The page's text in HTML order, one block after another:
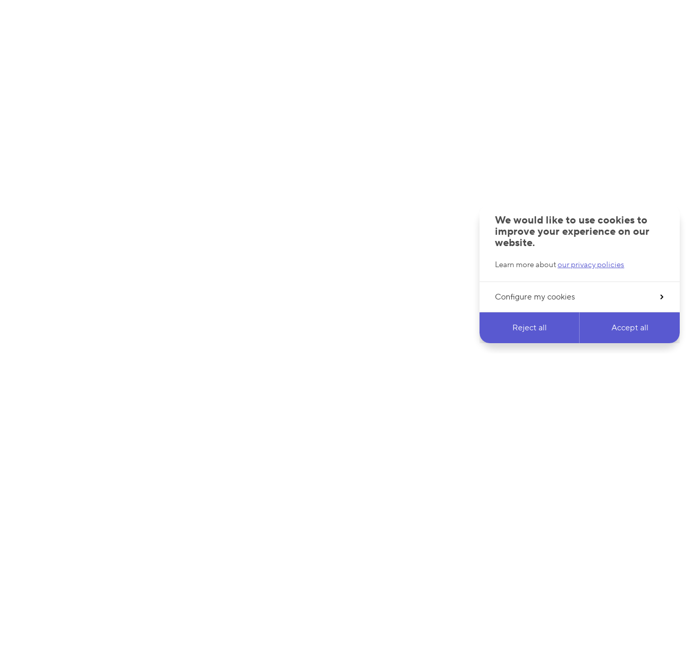
We would like to use cookies to
improve your experience on our
website.
Learn more aboutour privacy policies
Configure my cookies
Reject all Accept all